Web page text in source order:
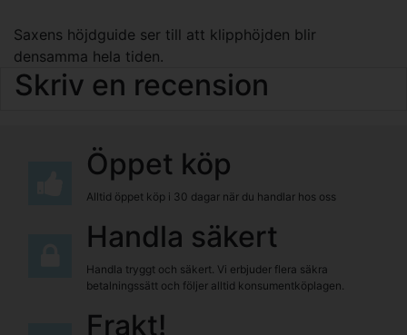
Saxens höjdguide ser till att klipphöjden blir
densamma hela tiden.
Skriv en recension
Öppet köp
Alltid öppet köp i 30 dagar när du handlar hos oss
Handla säkert
Handla tryggt och säkert. Vi erbjuder flera säkra
betalningssätt och följer alltid konsumentköplagen.
Frakt!